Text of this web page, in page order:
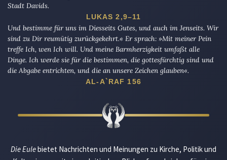
Stadt Davids.
LUKAS 2,9–11
Und bestimme für uns im Diesseits Gutes, und auch im Jenseits. Wir
sind zu Dir reumütig zurückgekehrt.« Er sprach: »Mit meiner Pein
treffe Ich, wen Ich will. Und meine Barmherzigkeit umfaßt alle
Dinge. Ich werde sie für die bestimmen, die gottesfürchtig sind und
die Abgabe entrichten, und die an unsere Zeichen glauben«.
AL-A`RAF 156
Die Eulebietet Nachrichten und Meinungen zu Kirche, Politik und